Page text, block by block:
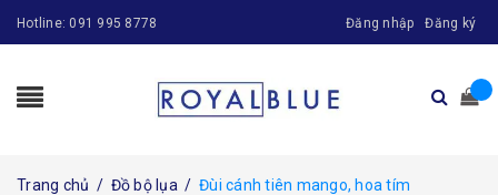
Hotline: 091 995 8778 Đăng nhập Đăng ký
Trang chủ / Đồ bộ lụa / Đùi cánh tiên mango, hoa tím